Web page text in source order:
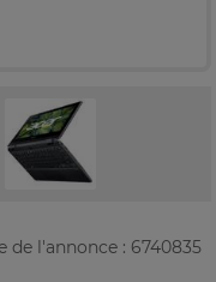
de l'annonce : 6740835